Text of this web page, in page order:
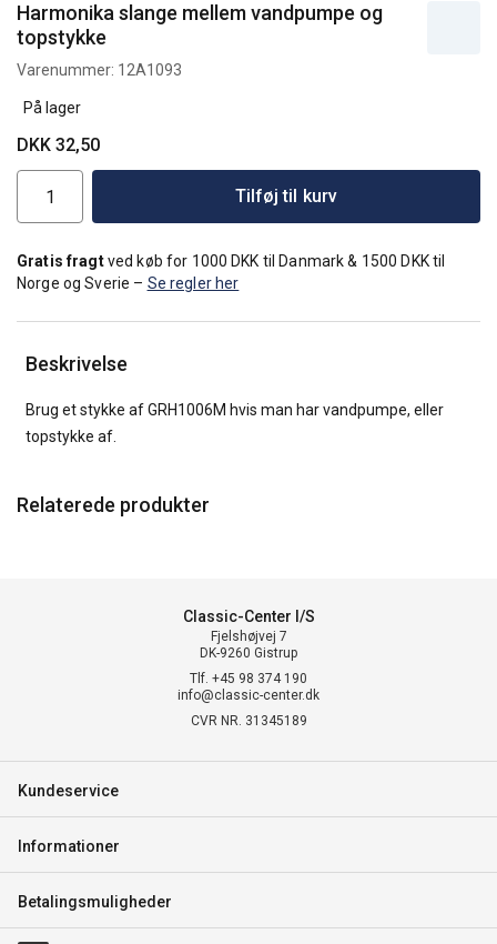
Harmonika slange mellem vandpumpe og
topstykke
Varenummer: 12A1093
På lager
DKK 32,50
Tilføj til kurv
Gratis fragtved køb for 1000 DKK til Danmark & 1500 DKK til
Norge og Sverie – Se regler her
Beskrivelse
Brug et stykke af GRH1006M hvis man har vandpumpe, eller
topstykke af.
Relaterede produkter
Classic-Center I/S
Fjelshøjvej 7
DK-9260 Gistrup
Tlf. +45 98 374 190
info@classic-center.dk
CVR NR. 31345189
Kundeservice
Informationer
Betalingsmuligheder